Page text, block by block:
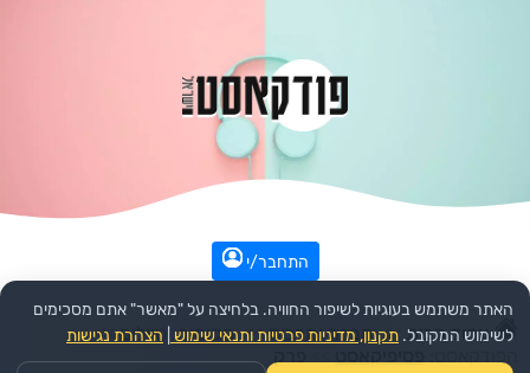
התחבר/י
עמוד הבית >> חברה ותרבות >> מקומות וטיולים >>
האתר משתמש בעוגיות לשיפור החוויה. בלחיצה על "מאשר" אתם מסכימים
לשימוש המקובל. תקנון, מדיניות פרטיות ותנאי שימוש הצהרת נגישות